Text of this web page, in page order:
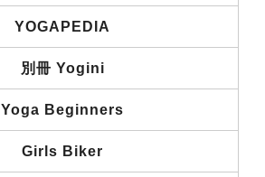
YOGAPEDIA
別冊 Yogini
Yoga Beginners
Girls Biker